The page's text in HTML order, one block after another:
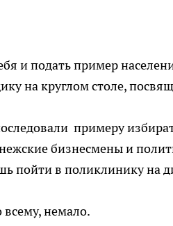
и подать пример
на круглом столе,
примеру
бизнесмены и
пойти в поликлинику на
всему, немало.